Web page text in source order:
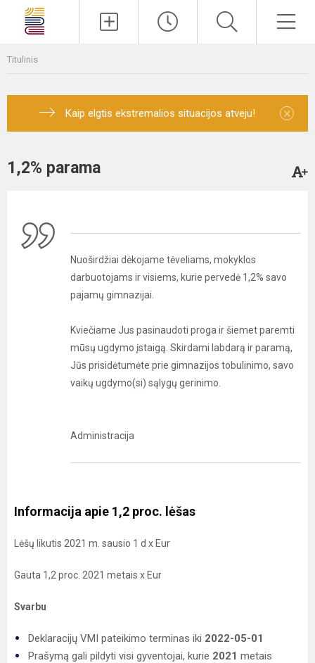
Titulinis
Kaip elgtis ekstremalios situacijos atveju! ×
1,2% parama
Nuoširdžiai dėkojame tėveliams, mokyklos
darbuotojams ir visiems, kurie pervedė 1,2% savo
pajamų gimnazijai.
Kviečiame Jus pasinaudoti proga ir šiemet paremti
mūsų ugdymo įstaigą. Skirdami labdarą ir paramą,
Jūs prisidėtumėte prie gimnazijos tobulinimo, savo
vaikų ugdymo(si) sąlygų gerinimo.
Administracija
Informacija apie 1,2 proc. lėšas
Lėšų likutis 2021 m. sausio 1 d x Eur
Gauta 1,2 proc. 2021 metais x Eur
Svarbu
Deklaracijų VMI pateikimo terminas iki 2022-05-01
Prašymą gali pildyti visi gyventojai, kurie 2021 metais